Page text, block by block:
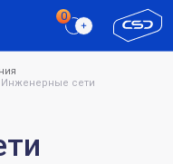
Инженерные сети